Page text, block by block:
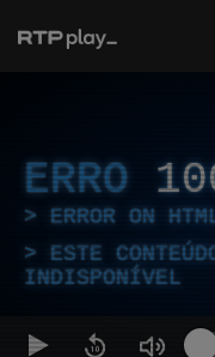
ERRO
ERROR ON
ESTE
INDISPONÍVEL